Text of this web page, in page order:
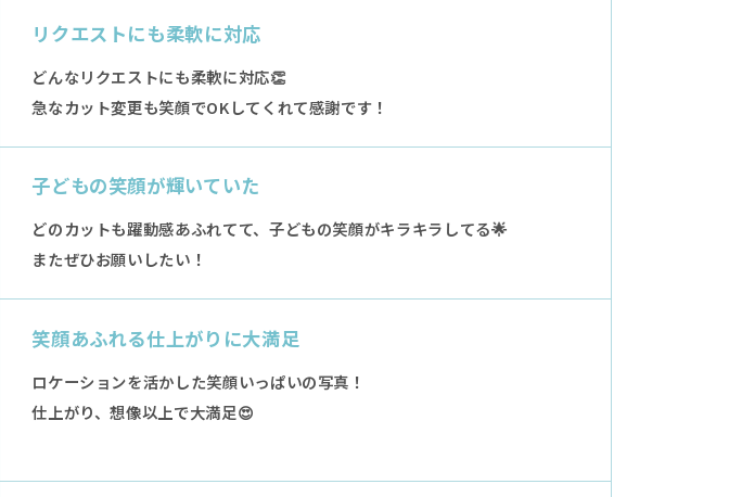
リクエストにも柔軟に対応
どんなリクエストにも柔軟に対応👏
急なカット変更も笑顔でOKしてくれて感謝です！
子どもの笑顔が輝いていた
どのカットも躍動感あふれてて、子どもの笑顔がキラキラしてる🌟
またぜひお願いしたい！
笑顔あふれる仕上がりに大満足
ロケーションを活かした笑顔いっぱいの写真！
仕上がり、想像以上で大満足😍